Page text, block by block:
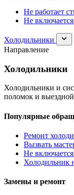
Не работает
Не
Холодильники
Направление
Холодильники
Холодильники и
поломок и
Популярные
Ремонт
Вызвать
Не
Холодильник
Замены и ремонт